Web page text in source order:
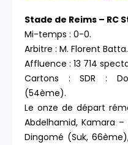
Stade de Reims – RC
Mi-temps : 0-0.
Arbitre : M. Florent Batta.
Affluence : 13 714
Cartons : SDR :
(54ème).
Le onze de départ
Abdelhamid, Kamara
Dingomé (Suk,